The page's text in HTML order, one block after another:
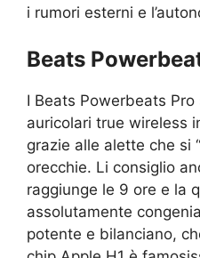
i rumori esterni e
Beats
I Beats Powerbeats
auricolari true wireless
grazie alle alette che si
orecchie. Li consiglio
raggiunge le 9 ore e la
assolutamente
potente e bilanciano,